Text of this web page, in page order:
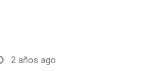
2 años ago